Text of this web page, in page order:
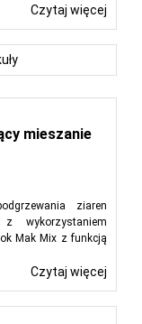
mieszanie
ziaren
z wykorzystaniem
Mak Mix z funkcją
Czytaj więcej
Czytaj więcej